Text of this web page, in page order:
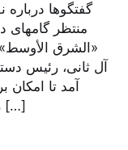
گفتگوها
منتظر گامهای
«الشرق
آل ثانی، رئیس
آمد تا
رئیس جمهور مصر و شیخ تمیم بن حمد […]